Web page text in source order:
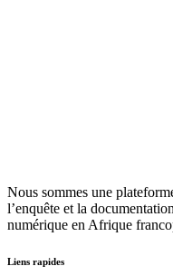
Nous sommes une
l’enquête et la
numérique en Afrique
Liens rapides